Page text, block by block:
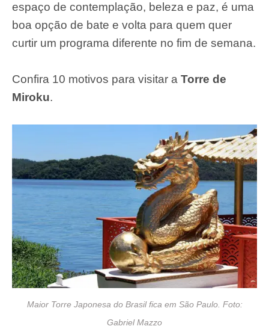
espaço de contemplação, beleza e paz, é uma
boa opção de bate e volta para quem quer
curtir um programa diferente no fim de semana.
Confira 10 motivos para visitar a Torre de
Miroku.
Maior Torre Japonesa do Brasil fica em São Paulo. Foto:
Gabriel Mazzo